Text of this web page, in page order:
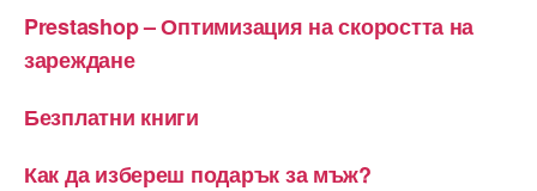
Prestashop – Оптимизация на скоростта на
зареждане
Безплатни книги
Как да избереш подарък за мъж?